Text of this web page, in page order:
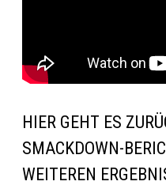
HIER GEHT ES
SMACKDOWN-
WEITEREN